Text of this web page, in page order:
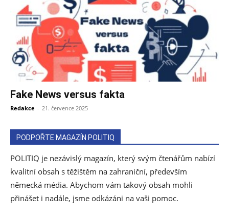
Fake News versus fakta
Redakce - 21. července 2025
PODPOŘTE MAGAZÍN POLITIQ
POLITIQ je nezávislý magazín, který svým čtenářům nabízí
kvalitní obsah s těžištěm na zahraniční, především
německá média. Abychom vám takový obsah mohli
přinášet i nadále, jsme odkázáni na vaši pomoc.